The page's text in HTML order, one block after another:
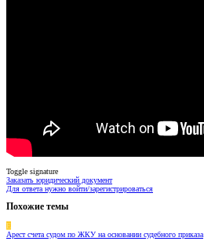
Toggle signature
Заказать юридический документ
Для ответа нужно войти/зарегистрироваться
Похожие темы
E
Арест счета судом по ЖКУ на основании судебного приказа